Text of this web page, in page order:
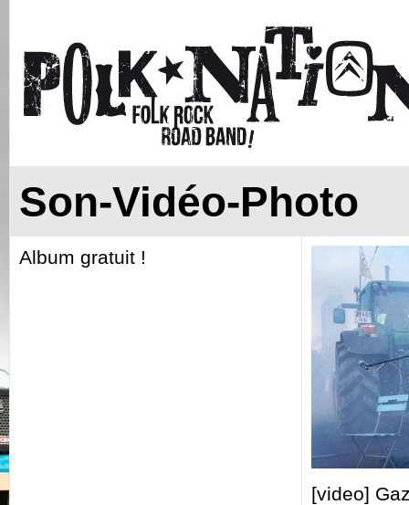
Son-Vidéo-Photo
Album gratuit !
[video]